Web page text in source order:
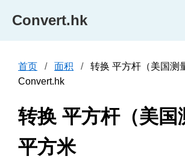
Convert.hk
首页 面积
转换 平方杆（美国测
Convert.hk
转换 平方杆（美国
平方米